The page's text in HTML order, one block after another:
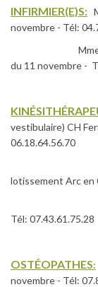
INFIRMIER(E)S:
novembre - Tél:
Mme Polion
du 11 novembre -
vestibulaire) CH
06.18.64.56.70
Mds Faye
lotissement Arc en
Tél: 07.43.61.75.28
OSTÉOPATHES:
novembre - Tél: